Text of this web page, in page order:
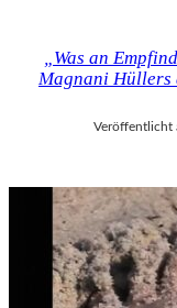
„Was an
Magnani Hüllers
Veröffentlicht